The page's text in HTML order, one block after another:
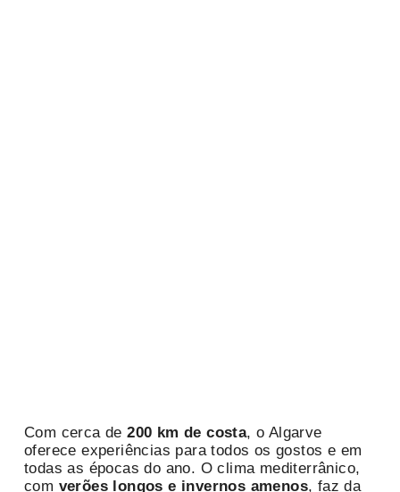
Com cerca de200 km de costa, o Algarve
oferece experiências para todos os gostos e em
todas as épocas do ano. O clima mediterrânico,
com verões longos e invernos amenos, faz da